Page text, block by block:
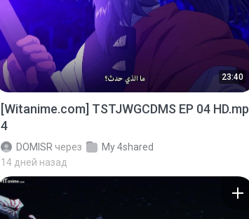
23:40
[Witanime.com] TSTJWGCDMS EP 04 HD.mp
4
DOMISR через
My 4shared
14 дней назад